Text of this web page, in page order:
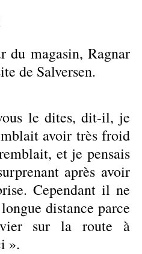
du magasin, Ragnar
de Salversen.
le dites, dit-il, je
avoir très froid
et je pensais
après avoir
Cependant il ne
distance parce
sur la route à
».